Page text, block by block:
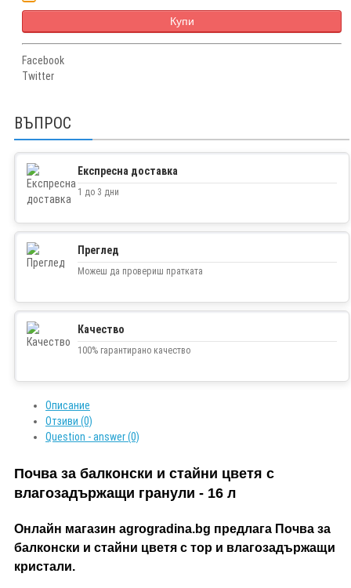
Купи
Facebook
Twitter
ВЪПРОС
Експресна доставка
1 до 3 дни
Преглед
Можеш да провериш пратката
Качество
100% гарантирано качество
Описание
Отзиви (0)
Question - answer (0)
Почва за балконски и стайни цветя с
влагозадържащи гранули - 16 л
Онлайн магазин agrogradina.bg предлага Почва за
балконски и стайни цветя с тор и влагозадържащи
кристали.